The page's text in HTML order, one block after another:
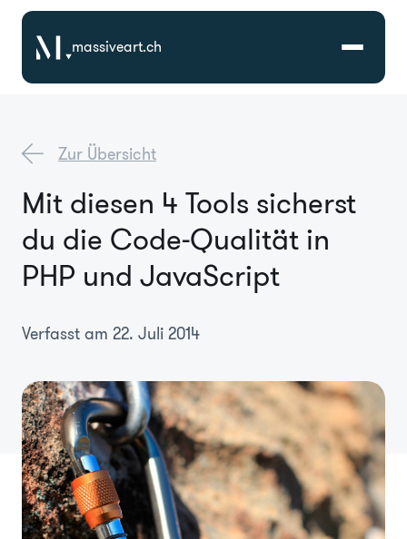
massiveart.ch
Referenzen
Branchen
Karriere
Über Uns
Zur Übersicht
Mit diesen 4 Tools sicherst
du die Code-Qualität in
PHP und JavaScript
Verfasst am 22. Juli 2014